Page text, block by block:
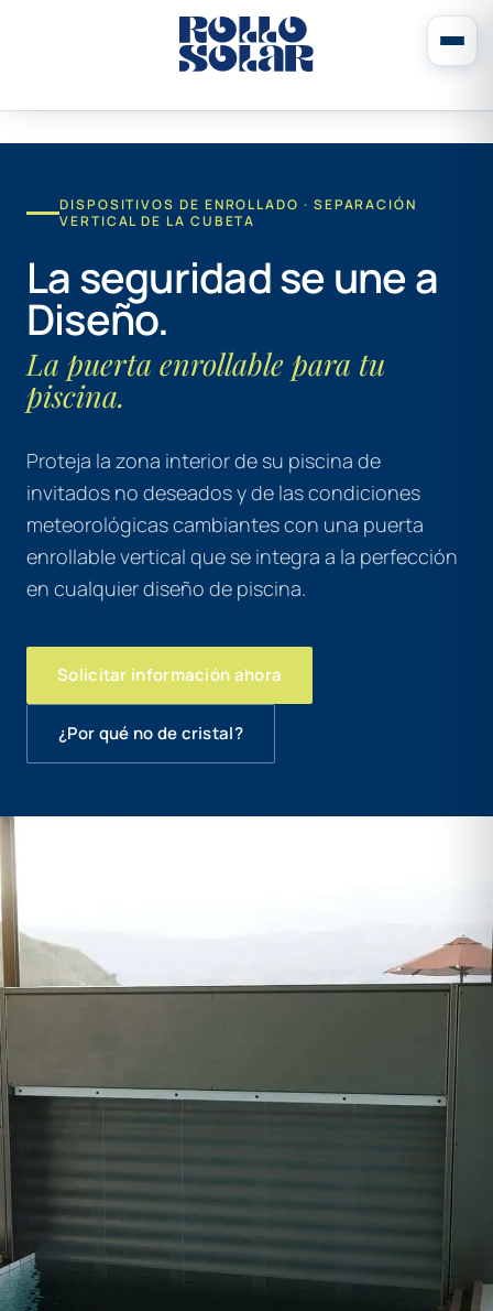
DISPOSITIVOS DE ENROLLADO · SEPARACIÓN
VERTICAL DE LA CUBETA
La seguridad se une a
Diseño.
La puerta enrollable para tu
piscina.
Proteja la zona interior de su piscina de
invitados no deseados y de las condiciones
meteorológicas cambiantes con una puerta
enrollable vertical que se integra a la perfección
en cualquier diseño de piscina.
Solicitar información ahora
¿Por qué no de cristal?